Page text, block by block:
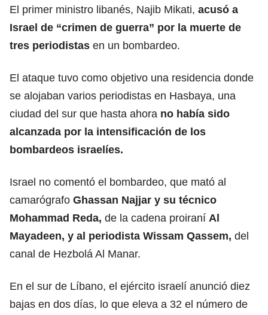
El primer ministro libanés, Najib Mikati, acusó a
Israel de “crimen de guerra” por la muerte de
tres periodistas en un bombardeo.
El ataque tuvo como objetivo una residencia donde
se alojaban varios periodistas en Hasbaya, una
ciudad del sur que hasta ahora no había sido
alcanzada por la intensificación de los
bombardeos israelíes.
Israel no comentó el bombardeo, que mató al
camarógrafo Ghassan Najjar y su técnico
Mohammad Reda, de la cadena proiraní Al
Mayadeen, y al periodista Wissam Qassem, del
canal de Hezbolá Al Manar.
En el sur de Líbano, el ejército israelí anunció diez
bajas en dos días, lo que eleva a 32 el número de